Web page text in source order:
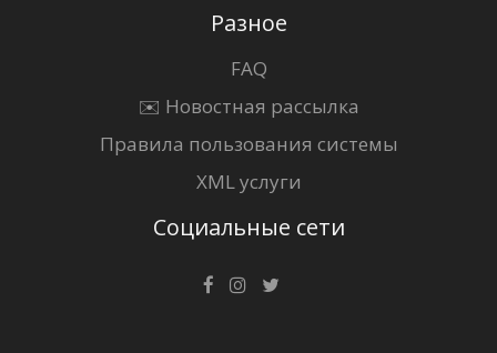
Разное
FAQ
✉️ Новостная рассылка
Правила пользования системы
XML услуги
Социальные сети